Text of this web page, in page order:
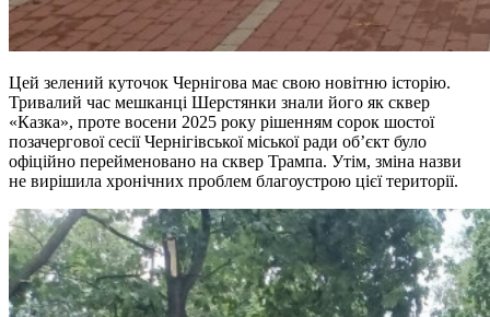
Цей зелений куточок Чернігова має свою новітню історію.
Тривалий час мешканці Шерстянки знали його як сквер
«Казка», проте восени 2025 року рішенням сорок шостої
позачергової сесії Чернігівської міської ради об’єкт було
офіційно перейменовано на сквер Трампа. Утім, зміна назви
не вирішила хронічних проблем благоустрою цієї території.